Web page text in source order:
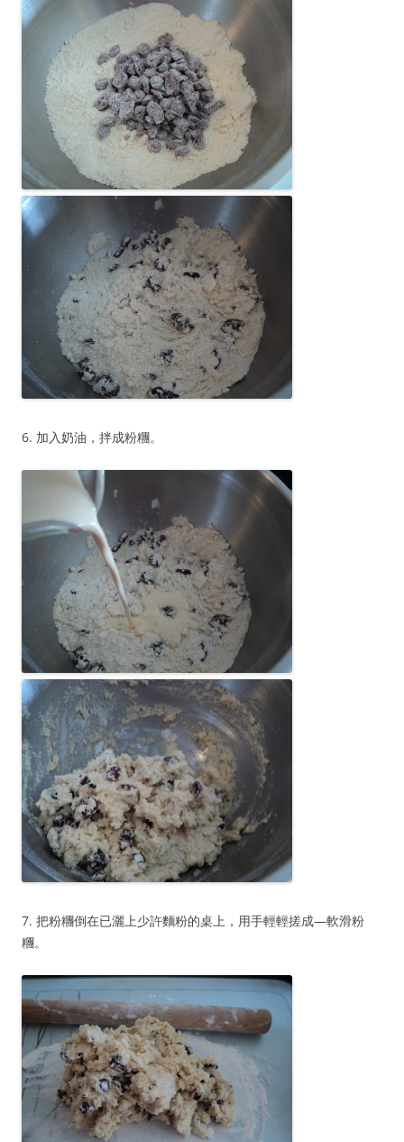
6. 加入奶油，拌成粉糰。
7. 把粉糰倒在已灑上少許麵粉的桌上，用手輕輕搓成—軟滑粉
糰。